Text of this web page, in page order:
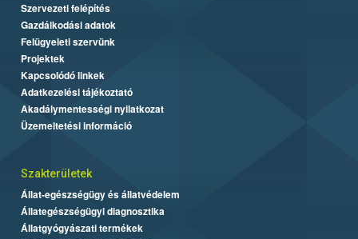
Szervezeti felépítés
Gazdálkodási adatok
Felügyeleti szervünk
Projektek
Kapcsolódó linkek
Adatkezelési tájékoztató
Akadálymentességi nyilatkozat
Üzemeltetési információ
Szakterületek
Állat-egészségügy és állatvédelem
Állategészségügyi diagnosztika
Állatgyógyászati termékek